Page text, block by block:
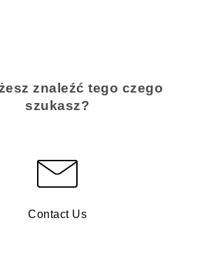
znaleźć tego czego
szukasz?
Contact Us